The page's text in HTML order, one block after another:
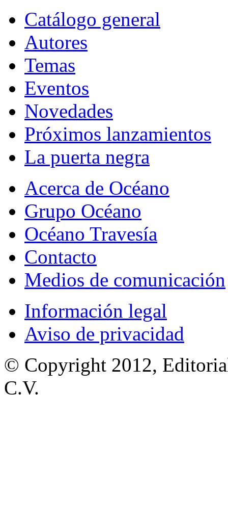
Catálogo general
Autores
Temas
Eventos
Novedades
Próximos lanzamientos
La puerta negra
Acerca de Océano
Grupo Océano
Océano Travesía
Contacto
Medios de comunicación
Información legal
Aviso de privacidad
© Copyright 2012,
C.V.